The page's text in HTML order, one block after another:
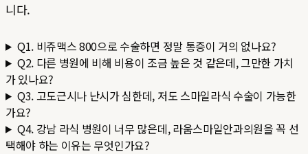
니다.
Q1. 비쥬맥스 800으로 수술하면 정말 통증이 거의 없나요?
Q2. 다른 병원에 비해 비용이 조금 높은 것 같은데, 그만한 가치
가 있나요?
Q3. 고도근시나 난시가 심한데, 저도 스마일라식 수술이 가능한
가요?
Q4. 강남 라식 병원이 너무 많은데, 라움스마일안과의원을 꼭 선
택해야 하는 이유는 무엇인가요?